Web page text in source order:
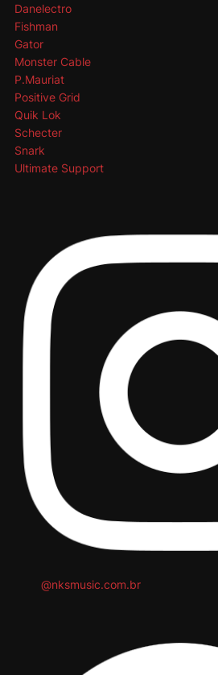
Danelectro
Fishman
Gator
Monster Cable
P.Mauriat
Positive Grid
Quik Lok
Schecter
Snark
Ultimate Support
@nksmusic.com.br